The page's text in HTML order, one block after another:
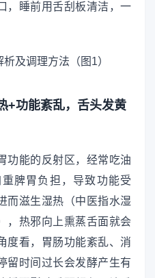
，睡前用舌刮板清洁，一
+功能紊乱，舌头发黄
功能的反射区，经常吃油
脾胃负担，导致功能受
而滋生湿热（中医指水湿
，热邪向上熏蒸舌面就会
度看，胃肠功能紊乱、消
留时间过长会发酵产生有